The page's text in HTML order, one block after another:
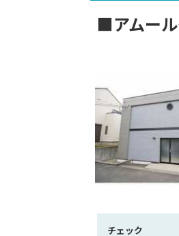
■アムー
チェック